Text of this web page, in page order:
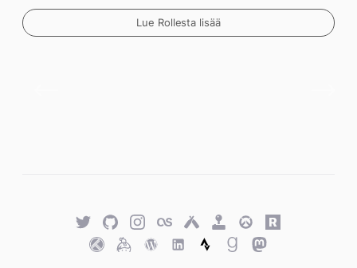
Lue Rollesta lisää
TwitterGitHubTwitterLast.fmUntappd
Retro
Achievements
Overwatch
Rawg.io
TraktKeybaseWordPress
WordPress
StravaGoodreads
Mastodon